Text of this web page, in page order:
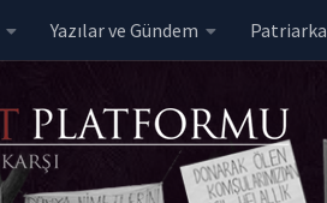
Yazılar ve Gündem Patriarka